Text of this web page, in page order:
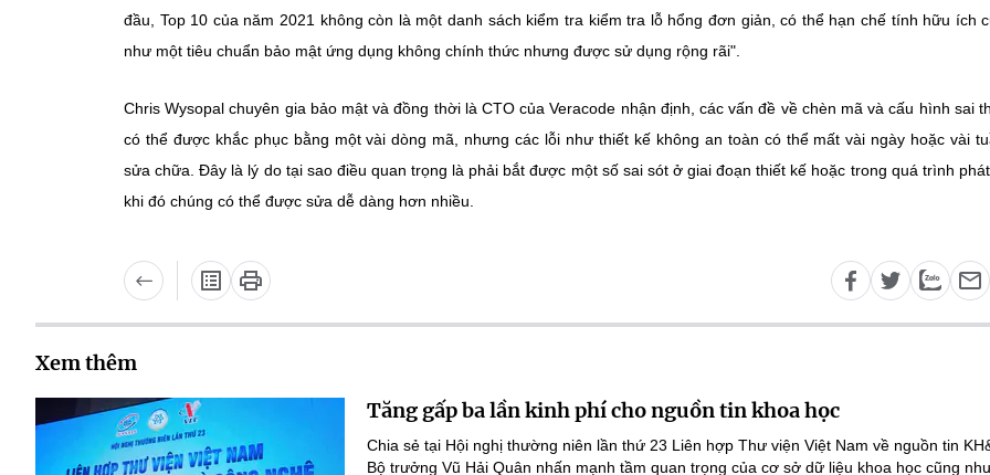
đầu, Top 10 của năm 2021 không còn là một danh sách kiểm tra kiểm tra lỗ hổng đơn giản, có thể hạn chế tính hữu ích
như một tiêu chuẩn bảo mật ứng dụng không chính thức nhưng được sử dụng rộng rãi".
Chris Wysopal chuyên gia bảo mật và đồng thời là CTO của Veracode nhận định, các vấn đề về chèn mã và cấu hình sai
có thể được khắc phục bằng một vài dòng mã, nhưng các lỗi như thiết kế không an toàn có thể mất vài ngày hoặc vài
sửa chữa. Đây là lý do tại sao điều quan trọng là phải bắt được một số sai sót ở giai đoạn thiết kế hoặc trong quá trình
khi đó chúng có thể được sửa dễ dàng hơn nhiều.
Xem thêm
Tăng gấp ba lần kinh phí cho nguồn tin khoa học
Chia sẻ tại Hội nghị thường niên lần thứ 23 Liên hợp Thư viện Việt Nam về nguồn tin
Bộ trưởng Vũ Hải Quân nhấn mạnh tầm quan trọng của cơ sở dữ liệu khoa học cũng